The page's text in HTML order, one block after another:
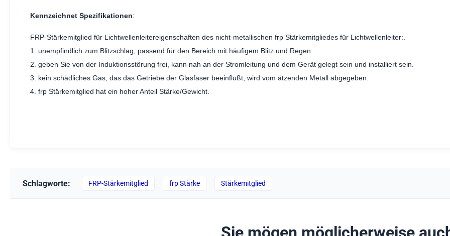
Kennzeichnet Spezifikationen:
FRP-Stärkemitglied für Lichtwellenleitereigenschaften des nicht-metallischen frp Stärkemitgliedes für Lichtwellenleiter:.
1. unempfindlich zum Blitzschlag, passend für den Bereich mit häufigem Blitz und Regen.
2. geben Sie von der Induktionsstörung frei, kann nah an der Stromleitung und dem Gerät gelegt sein und installiert sein.
3. kein schädliches Gas, das das Getriebe der Glasfaser beeinflußt, wird vom ätzenden Metall abgegeben.
4. frp Stärkemitglied hat ein hoher Anteil Stärke/Gewicht.
Schlagworte: FRP-Stärkemitglied frp Stärke Stärkemitglied